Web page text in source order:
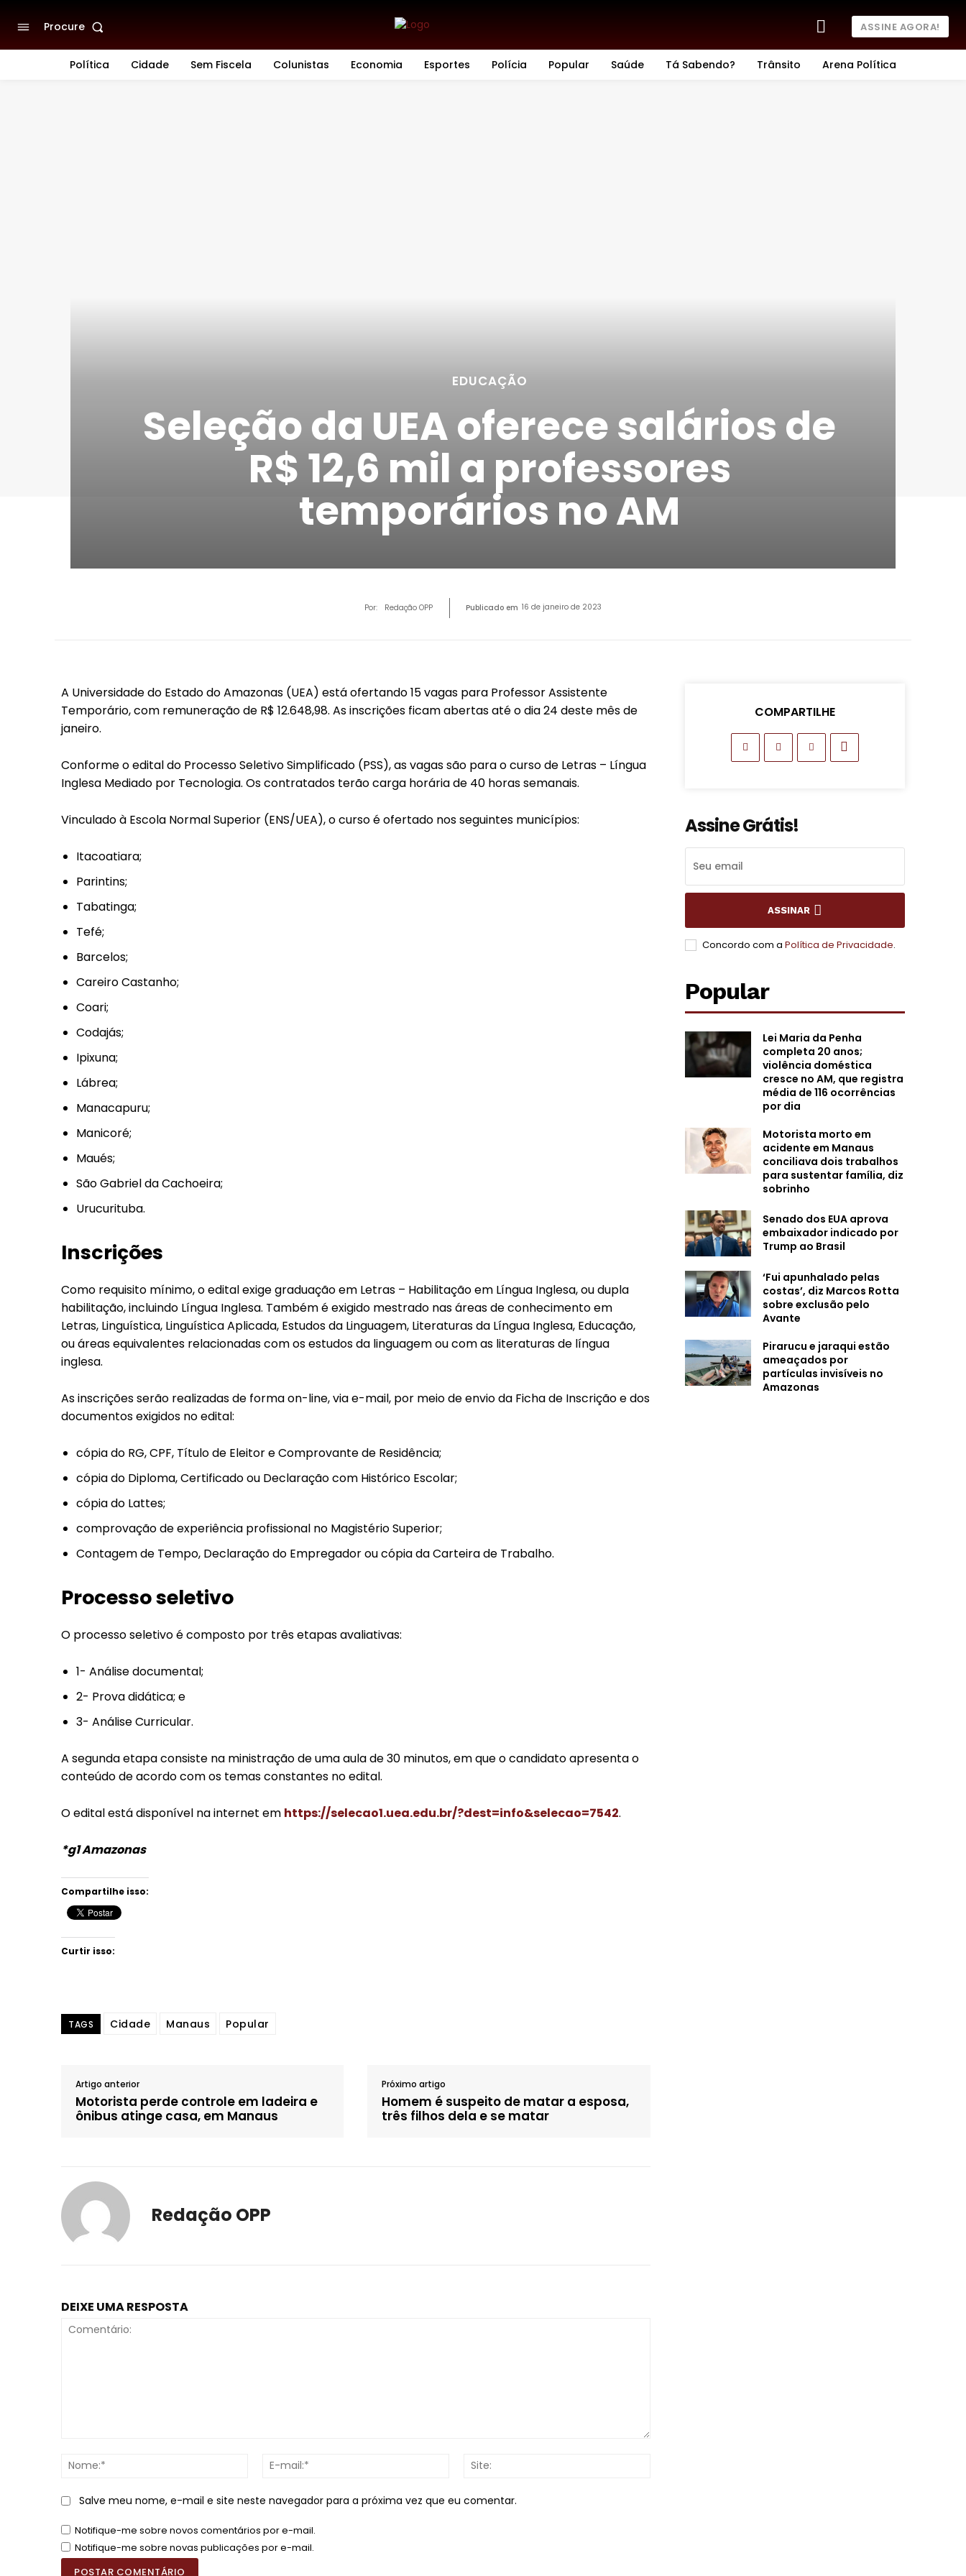
Procure ASSINE AGORA!
Política Cidade Sem Fiscela Colunistas Economia Esportes Polícia Popular Saúde Tá Sabendo? Trânsito Arena Política
EDUCAÇÃO
Seleção da UEA oferece salários de
R$ 12,6 mil a professores
temporários no AM
Por: Redação OPP Publicado em 16 de janeiro de 2023
A Universidade do Estado do Amazonas (UEA) está ofertando 15 vagas para Professor Assistente
Temporário, com remuneração de R$ 12.648,98. As inscrições ficam abertas até o dia 24 deste mês de
janeiro.
Conforme o edital do Processo Seletivo Simplificado (PSS), as vagas são para o curso de Letras – Língua
Inglesa Mediado por Tecnologia. Os contratados terão carga horária de 40 horas semanais.
Vinculado à Escola Normal Superior (ENS/UEA), o curso é ofertado nos seguintes municípios:
Itacoatiara;
Parintins;
Tabatinga;
Tefé;
Barcelos;
Careiro Castanho;
Coari;
Codajás;
Ipixuna;
Lábrea;
Manacapuru;
Manicoré;
Maués;
São Gabriel da Cachoeira;
Urucurituba.
Inscrições
Como requisito mínimo, o edital exige graduação em Letras – Habilitação em Língua Inglesa, ou dupla
habilitação, incluindo Língua Inglesa. Também é exigido mestrado nas áreas de conhecimento em
Letras, Linguística, Linguística Aplicada, Estudos da Linguagem, Literaturas da Língua Inglesa, Educação,
ou áreas equivalentes relacionadas com os estudos da linguagem ou com as literaturas de língua
inglesa.
As inscrições serão realizadas de forma on-line, via e-mail, por meio de envio da Ficha de Inscrição e dos
documentos exigidos no edital:
cópia do RG, CPF, Título de Eleitor e Comprovante de Residência;
cópia do Diploma, Certificado ou Declaração com Histórico Escolar;
cópia do Lattes;
comprovação de experiência profissional no Magistério Superior;
Contagem de Tempo, Declaração do Empregador ou cópia da Carteira de Trabalho.
Processo seletivo
O processo seletivo é composto por três etapas avaliativas:
1- Análise documental;
2- Prova didática; e
3- Análise Curricular.
A segunda etapa consiste na ministração de uma aula de 30 minutos, em que o candidato apresenta o
conteúdo de acordo com os temas constantes no edital.
O edital está disponível na internet em https://selecao1.uea.edu.br/?dest=info&selecao=7542.
*g1 Amazonas
Compartilhe isso:
Curtir isso:
TAGS Cidade Manaus Popular
Artigo anterior
Motorista perde controle em ladeira e
ônibus atinge casa, em Manaus
Próximo artigo
Homem é suspeito de matar a esposa,
três filhos dela e se matar
Redação OPP
DEIXE UMA RESPOSTA
Nome:*
Salve meu nome, e-mail e site neste navegador para a próxima vez que eu comentar.
Notifique-me sobre novos comentários por e-mail.
Notifique-me sobre novas publicações por e-mail.
COMPARTILHE
Assine Grátis!
ASSINAR
Concordo com a Política de Privacidade.
Popular
Lei Maria da Penha
completa 20 anos;
violência doméstica
cresce no AM, que registra
média de 116 ocorrências
por dia
Motorista morto em
acidente em Manaus
conciliava dois trabalhos
para sustentar família, diz
sobrinho
Senado dos EUA aprova
embaixador indicado por
Trump ao Brasil
‘Fui apunhalado pelas
costas’, diz Marcos Rotta
sobre exclusão pelo
Avante
Pirarucu e jaraqui estão
ameaçados por
partículas invisíveis no
Amazonas